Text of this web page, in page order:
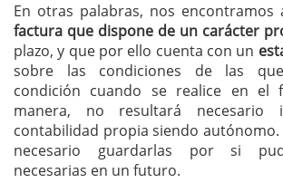
En otras palabras, nos encontramos
factura que dispone de un carácter
plazo, y que por ello cuenta con un
sobre las condiciones de las
condición cuando se realice en el
manera, no resultará necesario
contabilidad propia siendo autónomo.
necesario guardarlas por si
necesarias en un futuro.